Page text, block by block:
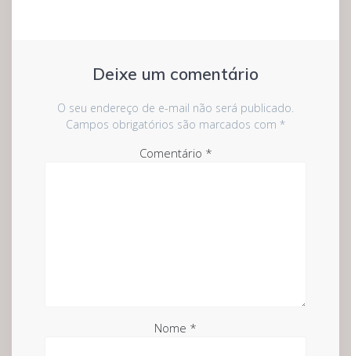
Deixe um comentário
O seu endereço de e-mail não será publicado.
Campos obrigatórios são marcados com *
Comentário *
Nome *